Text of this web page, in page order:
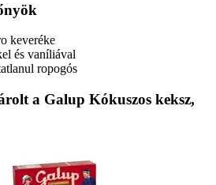
keveréke
és vaníliával
ropogós
a Galup Kókuszos keksz,